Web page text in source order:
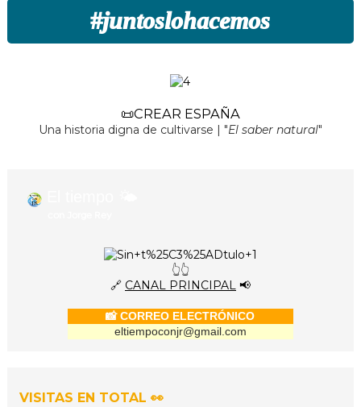
#juntoslohacemos
📜CREAR ESPAÑA
Una historia digna de cultivarse | "El saber natural"
👆👆
🔗 CANAL PRINCIPAL📢
📸 CORREO ELECTRÓNICO
eltiempoconjr@gmail.com
VISITAS EN TOTAL 👀